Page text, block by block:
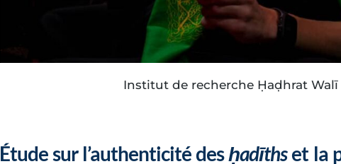
Institut de recherche Ḥaḍhrat Walī
Étude sur l’authenticité desḥadīthset la